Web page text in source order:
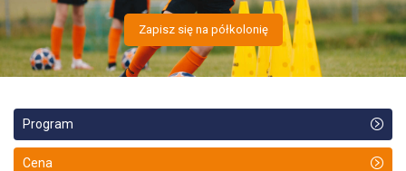
Zapisz się na półkolonię
Program
Cena